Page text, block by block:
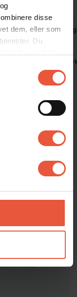
disse
dem, eller som
Du
2026
Kent
x
kl 9.00.